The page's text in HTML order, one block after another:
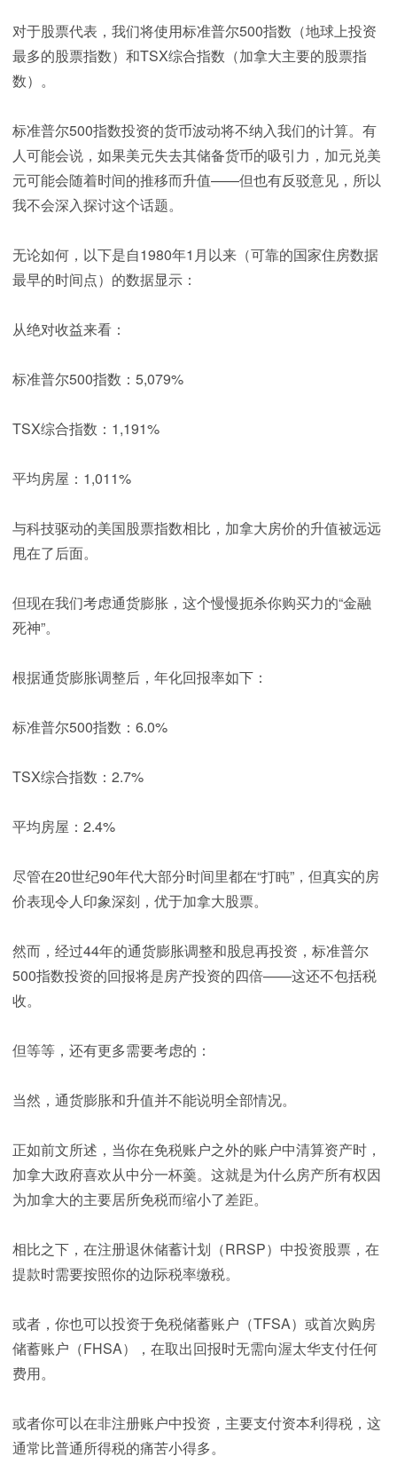
对于股票代表，我们将使用标准普尔500指数（地球上投资
最多的股票指数）和TSX综合指数（加拿大主要的股票指
数）。
标准普尔500指数投资的货币波动将不纳入我们的计算。有
人可能会说，如果美元失去其储备货币的吸引力，加元兑美
元可能会随着时间的推移而升值——但也有反驳意见，所以
我不会深入探讨这个话题。
无论如何，以下是自1980年1月以来（可靠的国家住房数据
最早的时间点）的数据显示：
从绝对收益来看：
标准普尔500指数：5,079%
TSX综合指数：1,191%
平均房屋：1,011%
与科技驱动的美国股票指数相比，加拿大房价的升值被远远
甩在了后面。
但现在我们考虑通货膨胀，这个慢慢扼杀你购买力的“金融
死神”。
根据通货膨胀调整后，年化回报率如下：
标准普尔500指数：6.0%
TSX综合指数：2.7%
平均房屋：2.4%
尽管在20世纪90年代大部分时间里都在“打盹”，但真实的房
价表现令人印象深刻，优于加拿大股票。
然而，经过44年的通货膨胀调整和股息再投资，标准普尔
500指数投资的回报将是房产投资的四倍——这还不包括税
收。
但等等，还有更多需要考虑的：
当然，通货膨胀和升值并不能说明全部情况。
正如前文所述，当你在免税账户之外的账户中清算资产时，
加拿大政府喜欢从中分一杯羹。这就是为什么房产所有权因
为加拿大的主要居所免税而缩小了差距。
相比之下，在注册退休储蓄计划（RRSP）中投资股票，在
提款时需要按照你的边际税率缴税。
或者，你也可以投资于免税储蓄账户（TFSA）或首次购房
储蓄账户（FHSA），在取出回报时无需向渥太华支付任何
费用。
或者你可以在非注册账户中投资，主要支付资本利得税，这
通常比普通所得税的痛苦小得多。